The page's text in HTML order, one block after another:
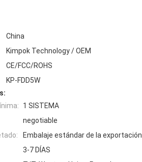
China
Kimpok Technology / OEM
CE/FCC/ROHS
KP-FDD5W
1 SISTEMA
negotiable
Embalaje estándar de la exportación
3-7 DÍAS